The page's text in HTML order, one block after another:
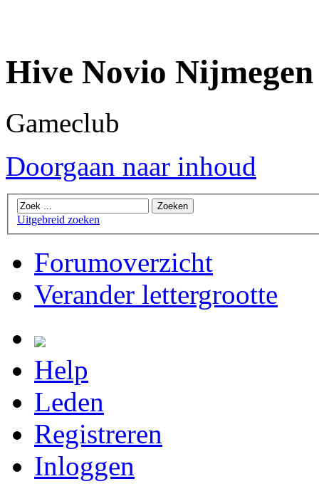
Hive Novio Nijmegen
Gameclub
Doorgaan naar inhoud
Uitgebreid zoeken
Forumoverzicht
Verander lettergrootte
Help
Leden
Registreren
Inloggen